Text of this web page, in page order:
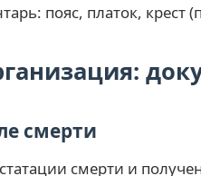
пояс, платок, крест
смерти
смерти и